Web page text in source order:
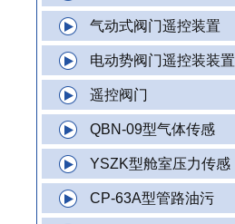
气动式阀门遥控装置
电动势阀门遥控装装置
遥控阀门
QBN-09型气体传感
YSZK型舱室压力传感
CP-63A型管路油污